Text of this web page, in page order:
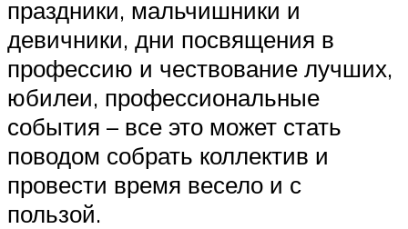
праздники, мальчишники и
девичники, дни посвящения в
профессию и чествование лучших,
юбилеи, профессиональные
события – все это может стать
поводом собрать коллектив и
провести время весело и с
пользой.